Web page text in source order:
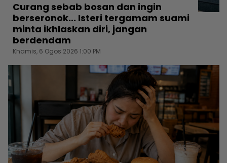
Curang sebab bosan dan ingin
berseronok... Isteri tergamam suami
minta ikhlaskan diri, jangan
berdendam
Khamis, 6 Ogos 2026 1:00 PM